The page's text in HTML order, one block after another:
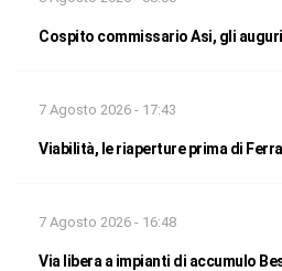
Cospito commissario Asi, gli
7 Agosto 2026 - 17:43
Viabilità, le riaperture prima di
7 Agosto 2026 - 16:48
Via libera a impianti di accumulo